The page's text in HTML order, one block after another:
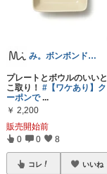
み。ボンボンドロップシール☺︎
プレートとボウルのいいと
こ取り！#【ワケあり】ク
ーポンで ...
￥ 2,200
販売開始前
0 0 8
コレ いいね